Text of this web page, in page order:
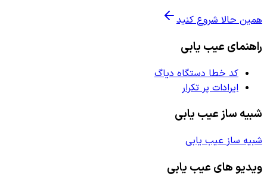
همین حالا شروع کنید
راهنمای عیب یابی
کد خطا دستگاه دیاگ
ایرادات پر تکرار
شبیه ساز عیب یابی
شبیه ساز عیب یابی
ویدیو های عیب یابی